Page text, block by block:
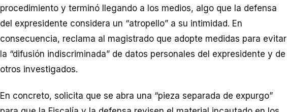
procedimiento y terminó llegando a los medios, algo que la defensa
del expresidente considera un “atropello” a su intimidad. En
consecuencia, reclama al magistrado que adopte medidas para evitar
la “difusión indiscriminada” de datos personales del expresidente y de
otros investigados.
En concreto, solicita que se abra una “pieza separada de expurgo”